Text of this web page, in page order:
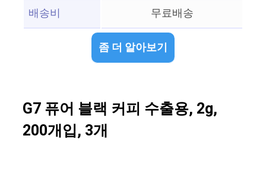
배송비
무료배송
좀 더 알아보기
G7 퓨어 블랙 커피 수출용, 2g,
200개입, 3개